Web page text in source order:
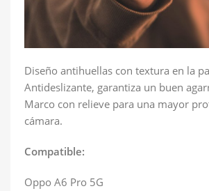
Diseño antihuellas con textura en la
Antideslizante, garantiza un buen
Marco con relieve para una mayor
cámara.
Compatible:
Oppo A6 Pro 5G